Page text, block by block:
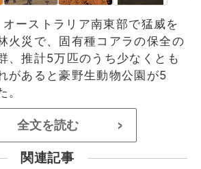
オーストラリア南東部で猛威を
火災で、固有種コアラの保全の
、推計5万匹のうち少なくとも
があると豪野生動物公園が5
。
全文を読む >
関連記事